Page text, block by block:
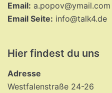
Email: a.popov@ymail.com
Email Seite: info@talk4.de
Hier findest du uns
Adresse
Westfalenstraße 24-26